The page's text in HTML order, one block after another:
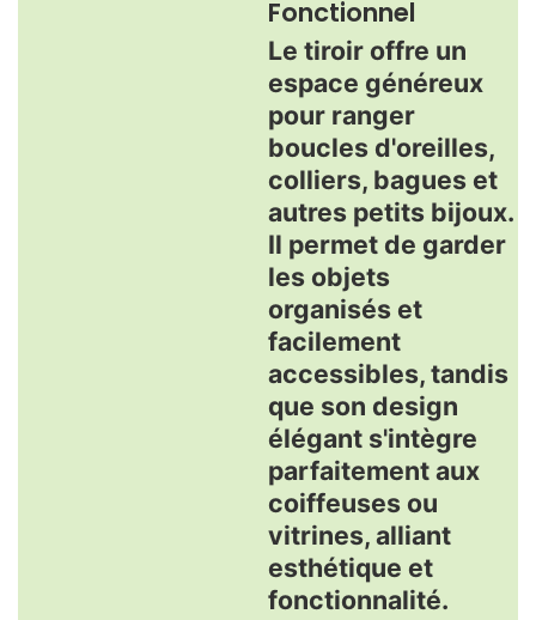
Fonctionnel
Le tiroir offre un
espace généreux
pour ranger
boucles d'oreilles,
colliers, bagues et
autres petits bijoux.
Il permet de garder
les objets
organisés et
facilement
accessibles, tandis
que son design
élégant s'intègre
parfaitement aux
coiffeuses ou
vitrines, alliant
esthétique et
fonctionnalité.